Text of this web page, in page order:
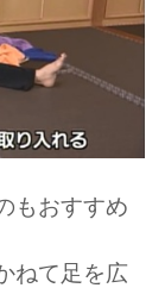
もおすすめ
ねて足を広